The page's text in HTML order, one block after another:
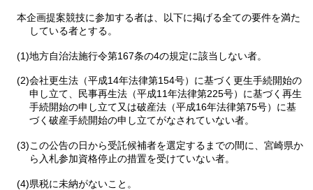
本企画提案競技に参加する者は、以下に掲げる全ての要件を満た
している者とする。
(1)地方自治法施行令第167条の4の規定に該当しない者。
(2)会社更生法（平成14年法律第154号）に基づく更生手続開始の
申し立て、民事再生法（平成11年法律第225号）に基づく再生
手続開始の申し立て又は破産法（平成16年法律第75号）に基
づく破産手続開始の申し立てがなされていない者。
(3)この公告の日から受託候補者を選定するまでの間に、宮崎県か
ら入札参加資格停止の措置を受けていない者。
(4)県税に未納がないこと。